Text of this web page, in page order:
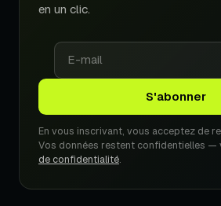
en un clic.
En vous inscrivant, vous acceptez de
Vos données restent confidentielles —
de confidentialité.